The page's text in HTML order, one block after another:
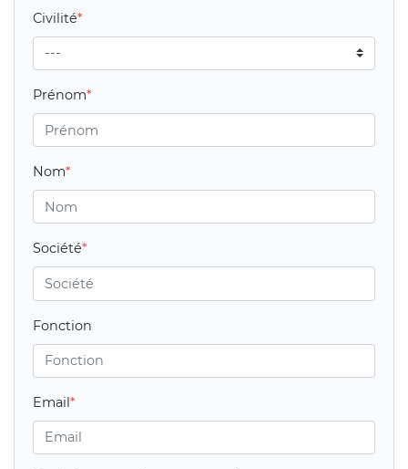
Civilité
Prénom
Nom
Société
Fonction
Email